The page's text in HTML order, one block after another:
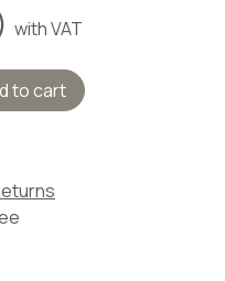
with VAT
to cart